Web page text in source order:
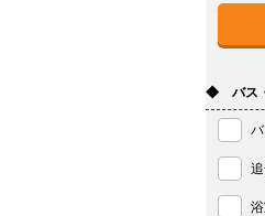
◆ バス